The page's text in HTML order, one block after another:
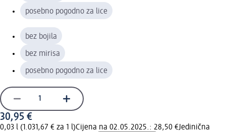
posebno pogodno za lice
bez bojila
bez mirisa
posebno pogodno za lice
30,95 €
0,03 l (1.031,67 € za 1 l)Cijena na 02.05.2025.: 28,50 €Jedinična